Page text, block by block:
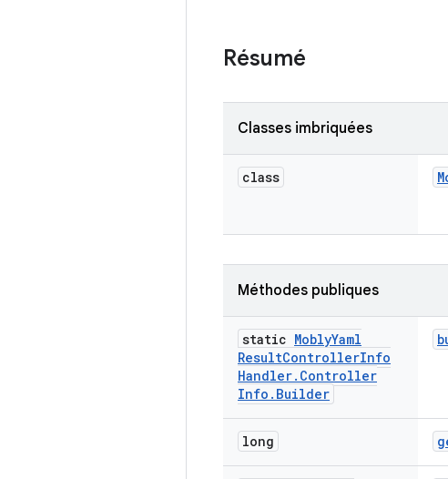
Résumé
Classes imbriquées
class
Méthodes publiques
static MoblyYaml
ResultControllerInfo
Handler. Controller
Info . Builder
long